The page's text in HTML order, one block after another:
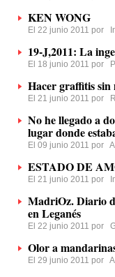
KEN WONG
El 22 junio 2011 por
19-J,2011: La
El 18 junio 2011 por
Hacer graffitis
El 21 junio 2011 por
No he llegado a
lugar donde
El 09 junio 2011 por
ESTADO DE
El 21 junio 2011 por
MadriOz. Diario
en Leganés
El 22 junio 2011 por
Olor a
El 29 junio 2011 por